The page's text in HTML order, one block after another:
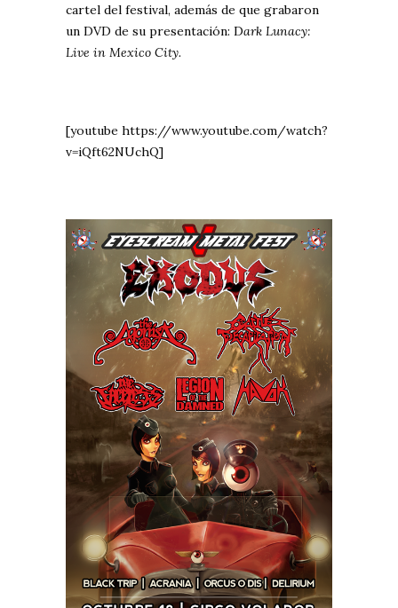
cartel del festival, además de que grabaron
un DVD de su presentación: Dark Lunacy:
Live in Mexico City.
[youtube https://www.youtube.com/watch?
v=iQft62NUchQ]